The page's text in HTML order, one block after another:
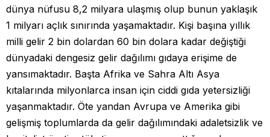
dünya nüfusu 8,2 milyara ulaşmış olup bunun yaklaşık
1 milyarı açlık sınırında yaşamaktadır. Kişi başına yıllık
milli gelir 2 bin dolardan 60 bin dolara kadar değiştiği
dünyadaki dengesiz gelir dağılımı gıdaya erişime de
yansımaktadır. Başta Afrika ve Sahra Altı Asya
kıtalarında milyonlarca insan için ciddi gıda yetersizliği
yaşanmaktadır. Öte yandan Avrupa ve Amerika gibi
gelişmiş toplumlarda da gelir dağılımındaki adaletsizlik ve